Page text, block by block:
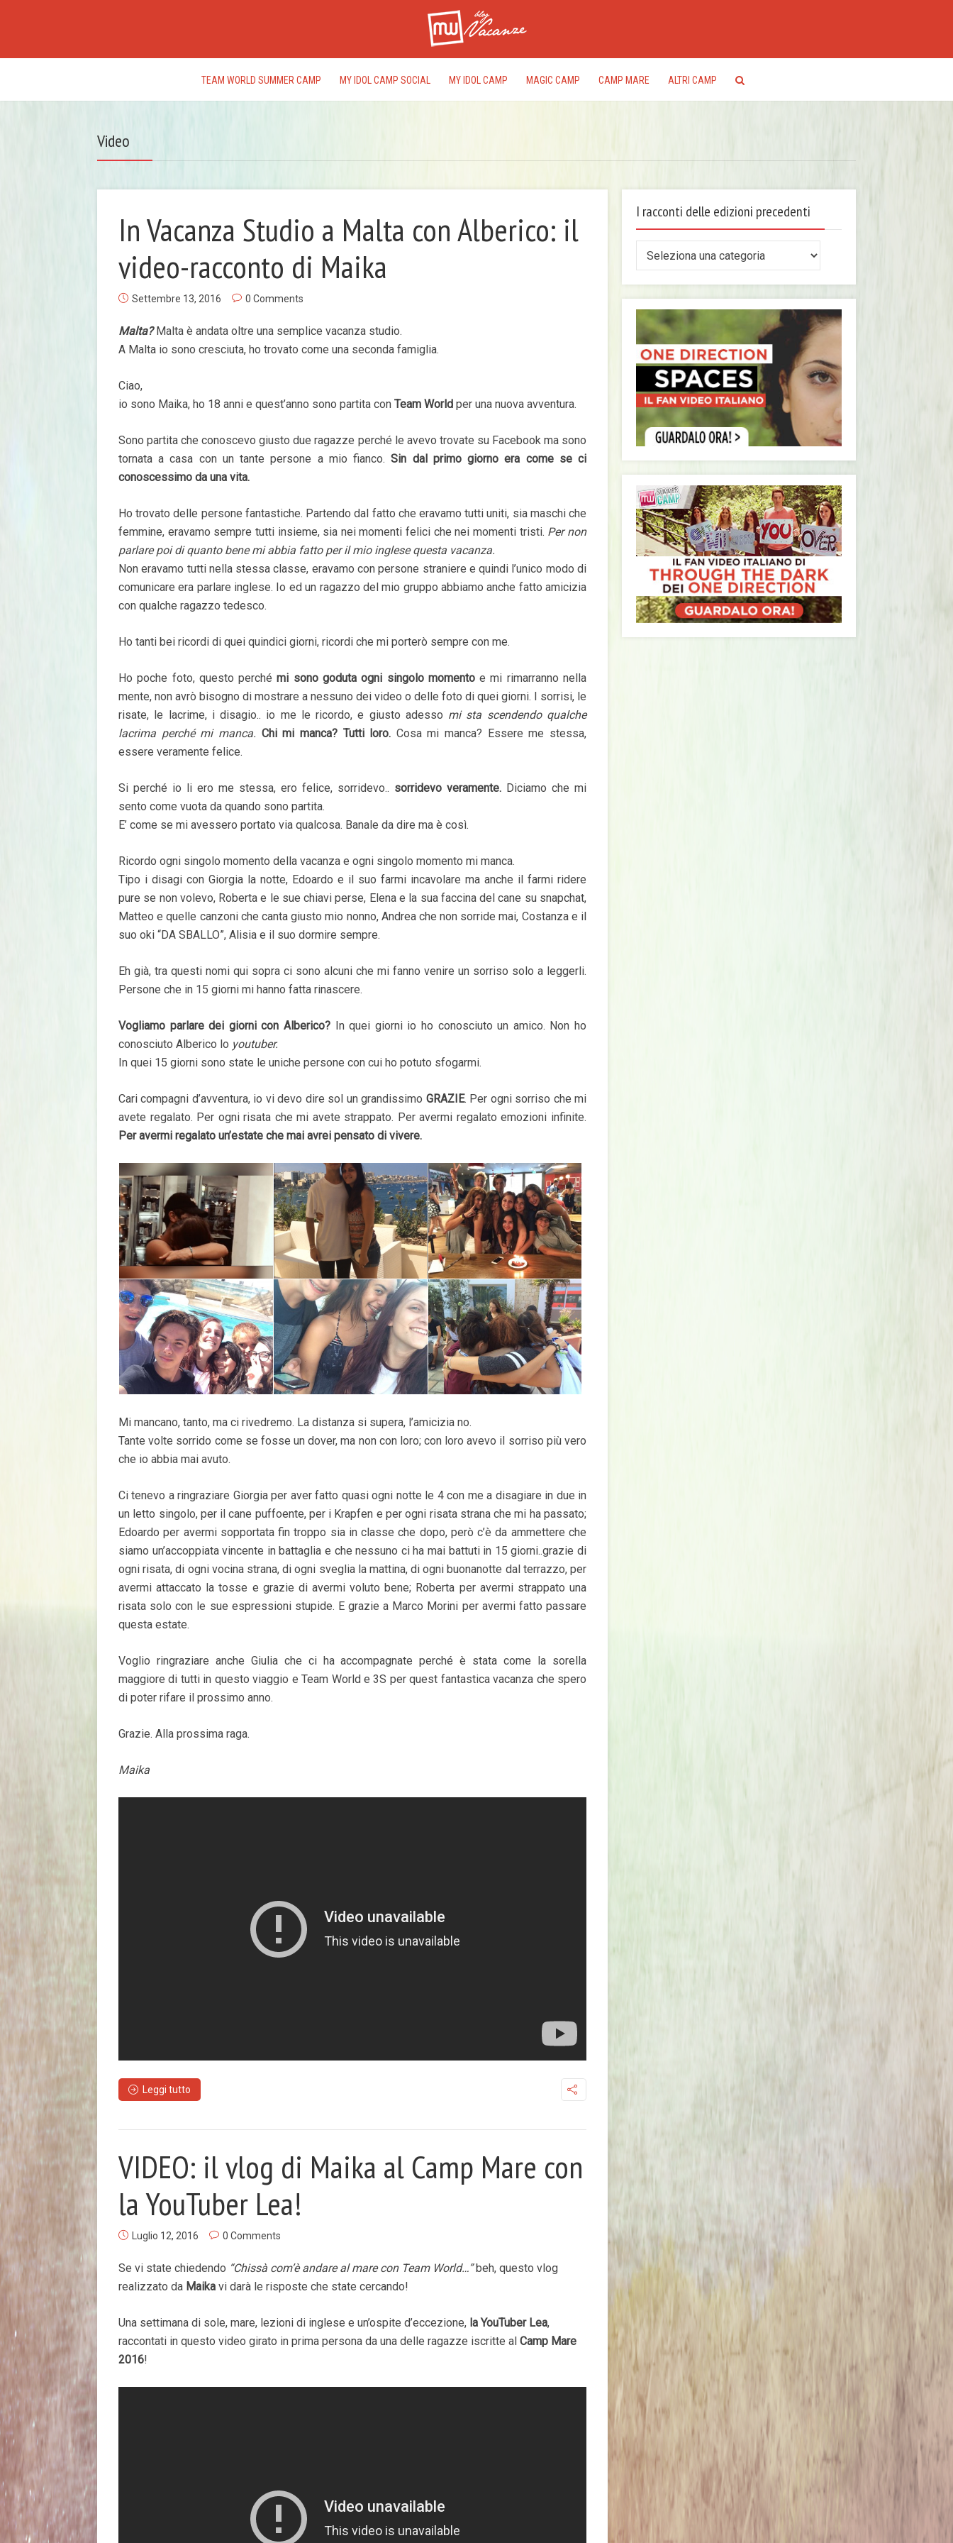
TEAM WORLD SUMMER CAMP MY IDOL CAMP SOCIAL MY IDOL CAMP MAGIC CAMP CAMP MARE ALTRI CAMP
Video
In Vacanza Studio a Malta con Alberico: il
video-racconto di Maika
Settembre 13, 2016 0 Comments
Malta? Malta è andata oltre una semplice vacanza studio.
A Malta io sono cresciuta, ho trovato come una seconda famiglia.
Ciao,
io sono Maika, ho 18 anni e quest’anno sono partita con Team World per una nuova avventura.
Sono partita che conoscevo giusto due ragazze perché le avevo trovate su Facebook ma sono
tornata a casa con un tante persone a mio fianco.Sin dal primo giorno era come se ci
conoscessimo da una vita.
Ho trovato delle persone fantastiche. Partendo dal fatto che eravamo tutti uniti, sia maschi che
femmine, eravamo sempre tutti insieme, sia nei momenti felici che nei momenti tristi. Per non
parlare poi di quanto bene mi abbia fatto per il mio inglese questa vacanza.
Non eravamo tutti nella stessa classe, eravamo con persone straniere e quindi l’unico modo di
comunicare era parlare inglese. Io ed un ragazzo del mio gruppo abbiamo anche fatto amicizia
con qualche ragazzo tedesco.
Ho tanti bei ricordi di quei quindici giorni, ricordi che mi porterò sempre con me.
Ho poche foto, questo perchémi sono goduta ogni singolo momentoe mi rimarranno nella
mente, non avrò bisogno di mostrare a nessuno dei video o delle foto di quei giorni. I sorrisi, le
risate, le lacrime, i disagio.. io me le ricordo, e giusto adesso mi sta scendendo qualche
lacrima perché mi manca. Chi mi manca? Tutti loro. Cosa mi manca? Essere me stessa,
essere veramente felice.
Si perché io li ero me stessa, ero felice, sorridevo.. sorridevo veramente. Diciamo che mi
sento come vuota da quando sono partita.
E’ come se mi avessero portato via qualcosa. Banale da dire ma è così.
Ricordo ogni singolo momento della vacanza e ogni singolo momento mi manca.
Tipo i disagi con Giorgia la notte, Edoardo e il suo farmi incavolare ma anche il farmi ridere
pure se non volevo, Roberta e le sue chiavi perse, Elena e la sua faccina del cane su snapchat,
Matteo e quelle canzoni che canta giusto mio nonno, Andrea che non sorride mai, Costanza e il
suo oki “DA SBALLO”, Alisia e il suo dormire sempre.
Eh già, tra questi nomi qui sopra ci sono alcuni che mi fanno venire un sorriso solo a leggerli.
Persone che in 15 giorni mi hanno fatta rinascere.
Vogliamo parlare dei giorni con Alberico? In quei giorni io ho conosciuto un amico. Non ho
conosciuto Alberico lo youtuber.
In quei 15 giorni sono state le uniche persone con cui ho potuto sfogarmi.
Cari compagni d’avventura, io vi devo dire sol un grandissimo GRAZIE. Per ogni sorriso che mi
avete regalato. Per ogni risata che mi avete strappato. Per avermi regalato emozioni infinite.
Per avermi regalato un’estate che mai avrei pensato di vivere.
Mi mancano, tanto, ma ci rivedremo. La distanza si supera, l’amicizia no.
Tante volte sorrido come se fosse un dover, ma non con loro; con loro avevo il sorriso più vero
che io abbia mai avuto.
Ci tenevo a ringraziare Giorgia per aver fatto quasi ogni notte le 4 con me a disagiare in due in
un letto singolo, per il cane puffoente, per i Krapfen e per ogni risata strana che mi ha passato;
Edoardo per avermi sopportata fin troppo sia in classe che dopo, però c’è da ammettere che
siamo un’accoppiata vincente in battaglia e che nessuno ci ha mai battuti in 15 giorni..grazie di
ogni risata, di ogni vocina strana, di ogni sveglia la mattina, di ogni buonanotte dal terrazzo, per
avermi attaccato la tosse e grazie di avermi voluto bene; Roberta per avermi strappato una
risata solo con le sue espressioni stupide. E grazie a Marco Morini per avermi fatto passare
questa estate.
Voglio ringraziare anche Giulia che ci ha accompagnate perché è stata come la sorella
maggiore di tutti in questo viaggio e Team World e 3S per quest fantastica vacanza che spero
di poter rifare il prossimo anno.
Grazie. Alla prossima raga.
Maika
Leggi tutto
VIDEO: il vlog di Maika al Camp Mare con
la YouTuber Lea!
Luglio 12, 2016 0 Comments
Se vi state chiedendo “Chissà com’è andare al mare con Team World…”beh, questo vlog
realizzato da Maika vi darà le risposte che state cercando!
Una settimana di sole, mare, lezioni di inglese e un’ospite d’eccezione, la YouTuber Lea,
raccontati in questo video girato in prima persona da una delle ragazze iscritte al Camp Mare
2016!
I racconti delle edizioni precedenti
delle
edizioni
precedenti